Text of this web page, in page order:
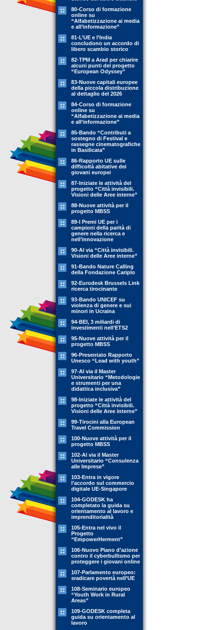
80-Corso di formazione
online su
“Alfabetizzazione ai media
e all’informazione”
81-L’UE e l’India
concludono un accordo di
libero scambio storico
82-TPM a Arad per chiarire
alcuni punti del progetto
“European Odyssey”
83-Nuove capitali europee
della piccola distribuzione
al dettaglio del 2026
84-Corso di formazione
online su
“Alfabetizzazione ai media
e all’informazione”
85-Bando “Contributi a
sostegno di Festival e
rassegne cinematografiche
in Basilicata”
86-Rapporto UE sulle
difficoltà abitative dei
giovani europei
87-Iniziate le attività del
progetto “Città invisibili.
Visioni delle Aree interne”
88-Nuove attività per il
progetto MBSS
89-l Premi UE per i
campioni della parità di
genere nella ricerca e
nell’innovazione
90-Al via “Città invisibili.
Visioni delle Aree interne”
91-Bando Nature Calling
della Fondazione Cariplo
92-Eurodesk Brussels Link
ricerca tirocinante
93-Bando UNICEF su
violenza di genere e sui
minori in Ucraina
94-BEI, 3 miliardi di
investimenti nell’ETS2
95-Nuove attività per il
progetto MBSS
96-Presentato Rapporto
Unesco “Lead with youth”
97-Al via il Master
Universitario “Metodologie
e strumenti per una
didattica inclusiva”
98-Iniziate le attività del
progetto “Città invisibili.
Visioni delle Aree interne”
99-Tirocini alla European
Travel Commission
100-Nuove attività per il
progetto MBSS
102-Al via il Master
Universitario “Consulenza
alle Imprese”
103-Entra in vigore
l’accordo sul commercio
digitale UE-Singapore
104-GODESK ha
completato la guida su
orientamento al lavoro e
imprenditorialità
105-Entra nel vivo il
Progetto
“EmpowerHerment”
106-Nuovo Piano d’azione
contro il cyberbullismo per
proteggere i giovani online
107-Parlamento europeo:
sradicare povertà nell’UE
108-Seminario europeo
“Youth Work in Rural
Areas”
109-GODESK completa
guida su orientamento al
lavoro